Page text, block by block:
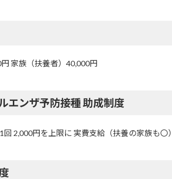
家族（扶養者）40,000円
エンザ予防接種 助成制度
回 2,000円を上限に 実費支給（扶養の家族も〇）